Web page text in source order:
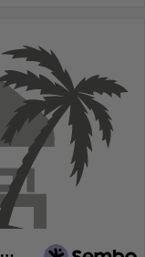
Days Inn by Wyndham London Hyde Park